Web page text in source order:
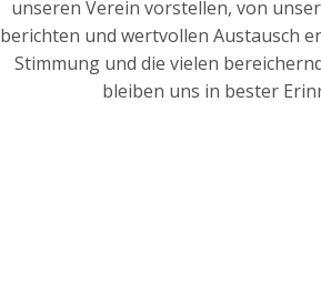
unse­ren Ver­ein vor­stel­len, von
berich­ten und wert­vol­len Aus­tausch
Stim­mung und die vie­len
blei­ben uns in bes­ter